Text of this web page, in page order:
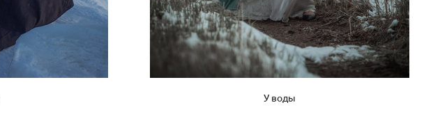
У воды